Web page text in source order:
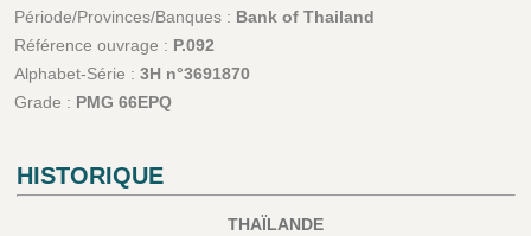
Période/Provinces/Banques : Bank of Thailand
Référence ouvrage : P.092
Alphabet-Série : 3H n°3691870
Grade : PMG 66EPQ
HISTORIQUE
THAÏLANDE